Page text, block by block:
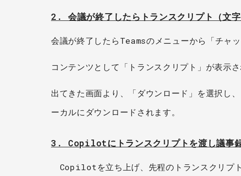
2. 会議が終了したらトランスクリプト（文
会議が終了したらTeamsのメニューから「チャ
コンテンツとして「トランスクリプト」が表示
出てきた画面より、「ダウンロード」を選択
ーカルにダウンロードされます。
3. Copilotにトランスクリプトを渡し議事
Copilotを立ち上げ、先程のトランスクリプト